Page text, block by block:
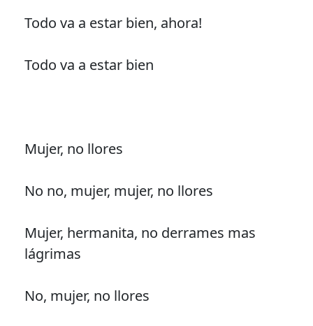
Todo va a estar bien, ahora!
Todo va a estar bien
Mujer, no llores
No no, mujer, mujer, no llores
Mujer, hermanita, no derrames mas
lágrimas
No, mujer, no llores